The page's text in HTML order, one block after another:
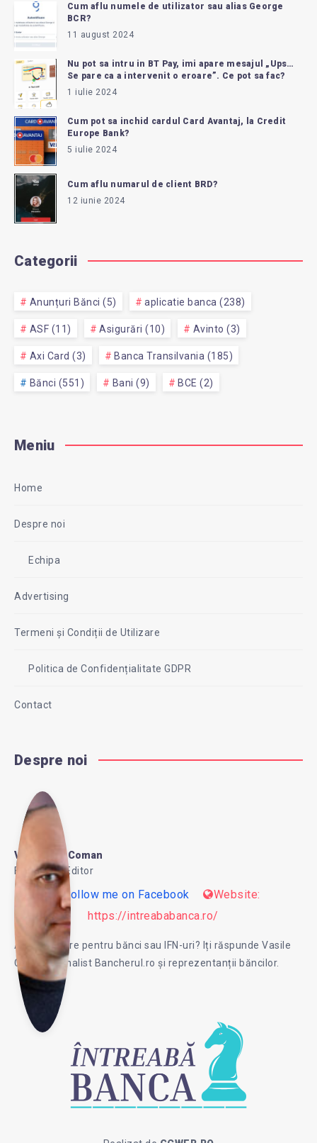
Cum aflu numele de utilizator sau alias George
BCR?
11 august 2024
Nu pot sa intru in BT Pay, imi apare mesajul „Ups…
Se pare ca a intervenit o eroare”. Ce pot sa fac?
1 iulie 2024
Cum pot sa inchid cardul Card Avantaj, la Credit
Europe Bank?
5 iulie 2024
Cum aflu numarul de client BRD?
12 iunie 2024
Categorii
Anunțuri Bănci (5) aplicatie banca (238)
ASF (11) Asigurări (10) Avinto (3)
Axi Card (3) Banca Transilvania (185)
Bănci (551) Bani (9) BCE (2)
Meniu
Home
Despre noi
Echipa
Advertising
Termeni și Condiții de Utilizare
Politica de Confidențialitate GDPR
Contact
Despre noi
Vasi
le
Pop
Co
man
Vasile Pop Coman
Founder & Editor
Follow me on Facebook
Website:
https://intreababanca.ro/
Ai o intrebare pentru bănci sau IFN-uri? Iți răspunde Vasile
Coman, jurnalist Bancherul.ro și reprezentanții băncilor.